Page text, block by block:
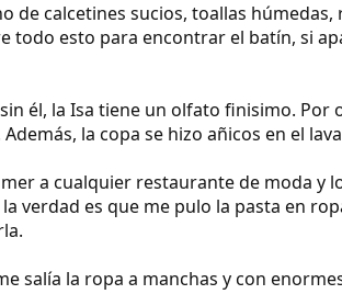
de calcetines sucios, toallas
todo esto para encontrar el batín, si
él, la Isa tiene un olfato finisimo.
la copa se hizo añicos en el
a cualquier restaurante de moda y
verdad es que me pulo la pasta en
salía la ropa a manchas y con